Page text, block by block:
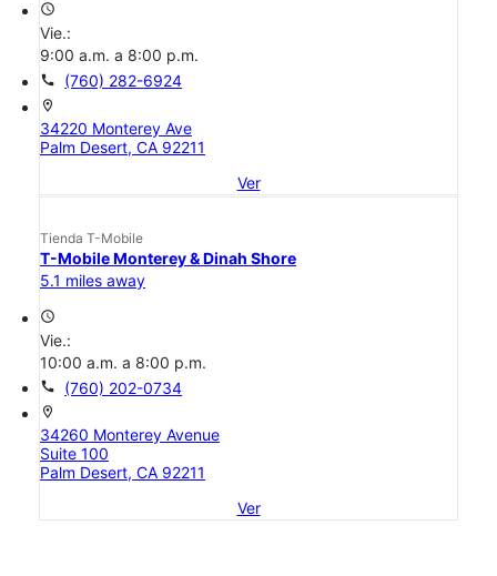
access_time
Vie.:
9:00 a.m. a 8:00 p.m.
call (760) 282-6924
location_on
34220 Monterey Ave
Palm Desert, CA 92211
Ver
Tienda T-Mobile
T-Mobile Monterey & Dinah Shore
5.1 miles away
access_time
Vie.:
10:00 a.m. a 8:00 p.m.
call (760) 202-0734
location_on
34260 Monterey Avenue
Suite 100
Palm Desert, CA 92211
Ver